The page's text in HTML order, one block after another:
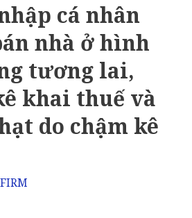
cá nhân
nhà ở hình
tương lai,
khai thuế và
do chậm kê